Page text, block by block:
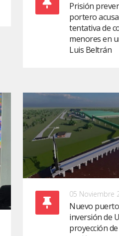
Prisión
portero
tentativa de
menores en
Luis Beltrán
05 Noviembre
Nuevo
inversión de
proyección